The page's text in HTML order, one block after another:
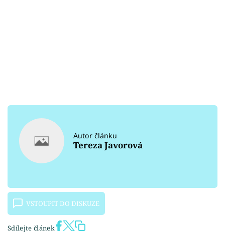
Autor článku
Tereza Javorová
VSTOUPIT DO DISKUZE
Sdílejte článek